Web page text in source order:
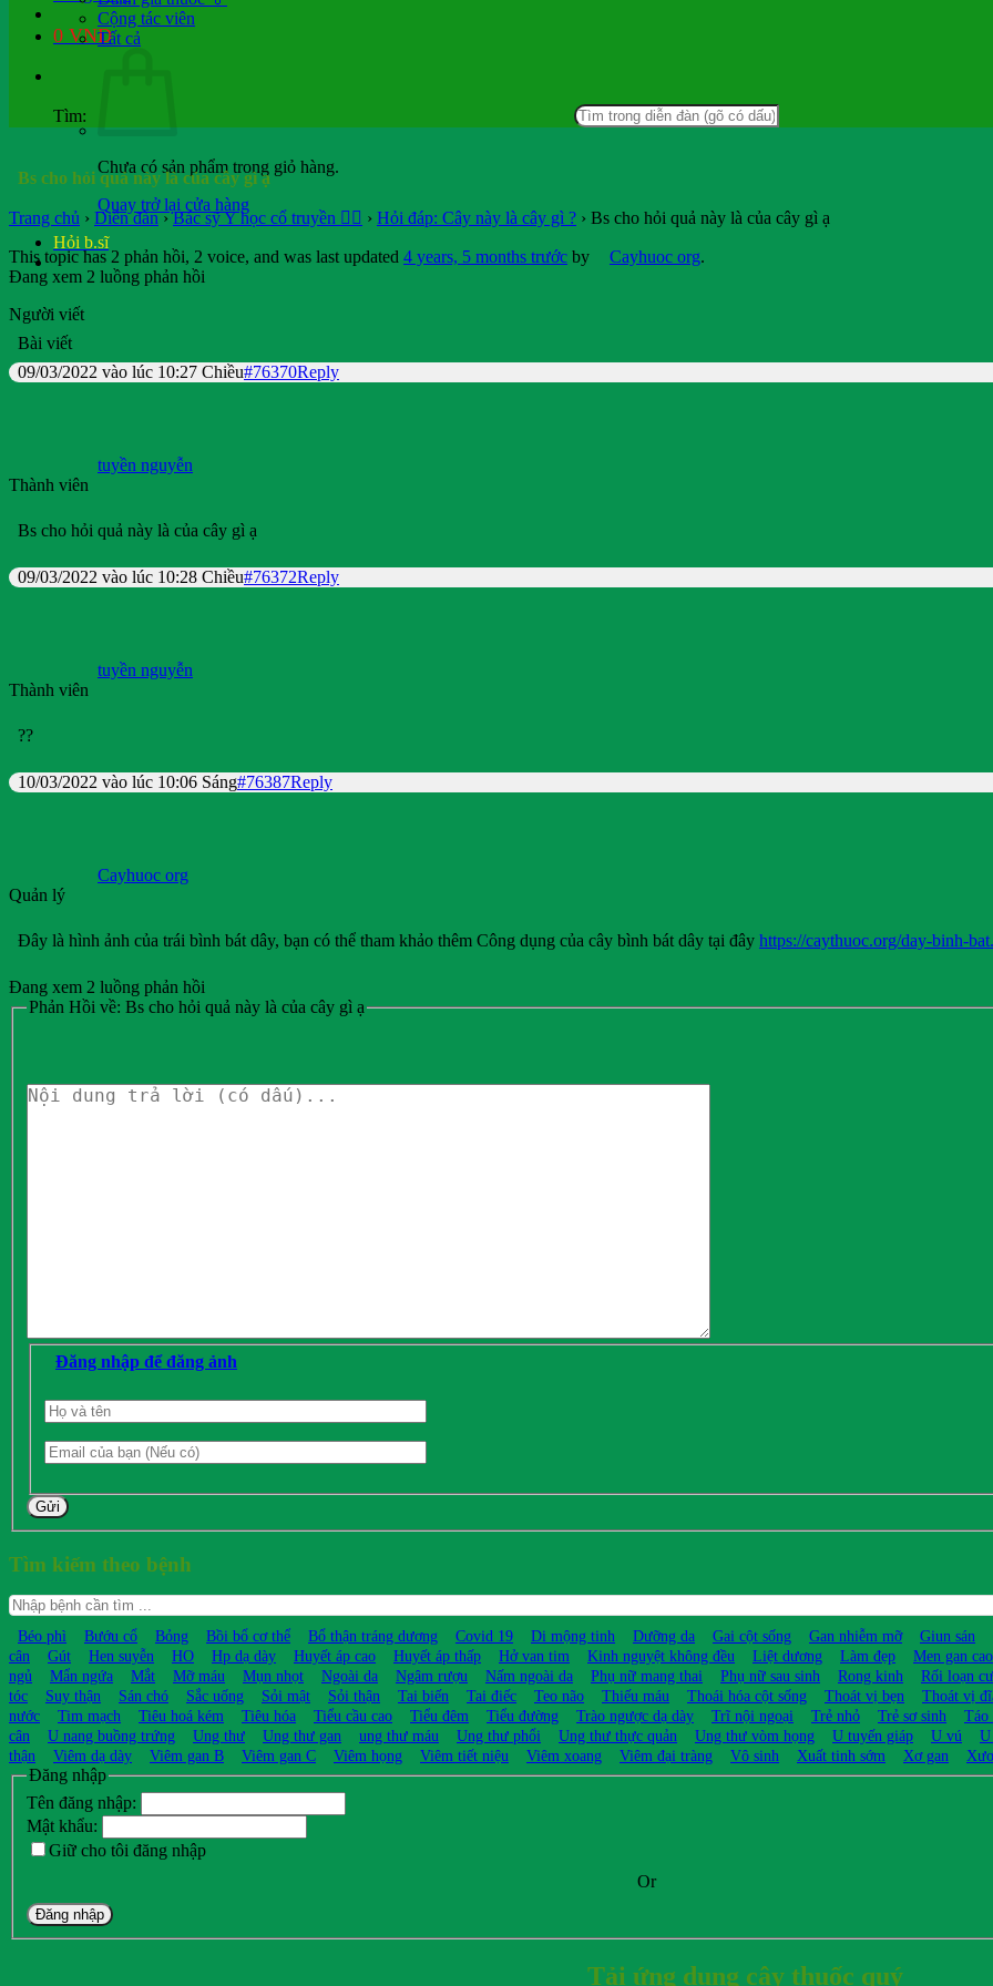
0 VND
Chưa có sản phẩm trong giỏ hàng.
Quay trở lại cửa hàng
Hỏi b.sĩ
Cộng tác viên
Tất cả
Tìm:
Bs cho hỏi quả này là của cây gì ạ
Trang chủ › Diễn đàn › Bác sỹ Y học cổ truyền 👨‍⚕️ › Hỏi đáp: Cây này là cây gì ? › Bs cho hỏi quả này là của cây gì ạ
This topic has 2 phản hồi, 2 voice, and was last updated 4 years, 5 months trước by Cayhuoc org.
Đang xem 2 luồng phản hồi
Người viết
Bài viết
09/03/2022 vào lúc 10:27 Chiều#76370Reply
tuyền nguyễn
Thành viên
Bs cho hỏi quả này là của cây gì ạ
09/03/2022 vào lúc 10:28 Chiều#76372Reply
tuyền nguyễn
Thành viên
??
10/03/2022 vào lúc 10:06 Sáng#76387Reply
Cayhuoc org
Quản lý
Đây là hình ảnh của trái bình bát dây, bạn có thể tham khảo thêm Công dụng của cây bình bát dây tại đây https://caythuoc.org/day-binh-
Đang xem 2 luồng phản hồi
Phản Hồi về: Bs cho hỏi quả này là của cây gì ạ
Đăng nhập để đăng ảnh
Gửi
Tìm kiếm theo bệnh
Béo phì Bướu cổ Bỏng Bồi bổ cơ thể Bổ thận tráng dương Covid 19 Di mộng tinh Dưỡng da Gai cột sống Gan nhiễm mỡ Giun sán
cân
Gút Hen suyễn HO Hp dạ dày Huyết áp cao Huyết áp thấp Hở van tim Kinh nguyệt không đều Liệt dương Làm đẹp Men gan cao
ngủ
Mẩn ngứa Mắt Mỡ máu Mụn nhọt Ngoài da Ngâm rượu Nấm ngoài da Phụ nữ mang thai Phụ nữ sau sinh Rong kinh Rối loạn
tóc
Suy thận Sán chó Sắc uống Sỏi mật Sỏi thận Tai biến Tai điếc Teo não Thiếu máu Thoái hóa cột sống Thoát vị bẹn Thoát vị
nước
Tim mạch Tiêu hoá kém Tiêu hóa Tiểu cầu cao Tiểu đêm Tiểu đường Trào ngược dạ dày Trĩ nội ngoại Trẻ nhỏ Trẻ sơ sinh Táo
cân
U nang buồng trứng Ung thư Ung thư gan ung thư máu Ung thư phổi Ung thư thực quản Ung thư vòm họng U tuyến giáp U vú
thận
Viêm dạ dày Viêm gan B Viêm gan C Viêm họng Viêm tiết niệu Viêm xoang Viêm đại tràng Vô sinh Xuất tinh sớm Xơ gan
Đăng nhập
Tên đăng nhập:
Mật khẩu:
Giữ cho tôi đăng nhập
Or
Đăng nhập
Tải ứng dụng cây thuốc quý